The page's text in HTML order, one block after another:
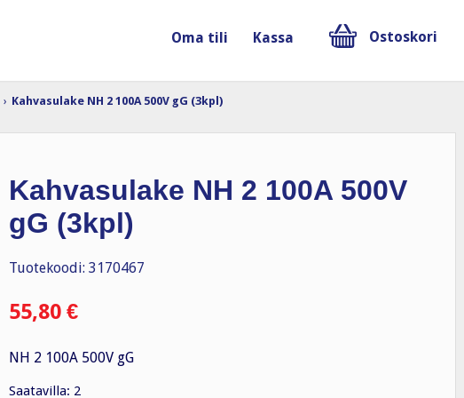
Oma tili Kassa Ostoskori
› Kahvasulake NH 2 100A 500V gG (3kpl)
Kahvasulake NH 2 100A 500V
gG (3kpl)
Tuotekoodi: 3170467
55,80 €
NH 2 100A 500V gG
Saatavilla: 2